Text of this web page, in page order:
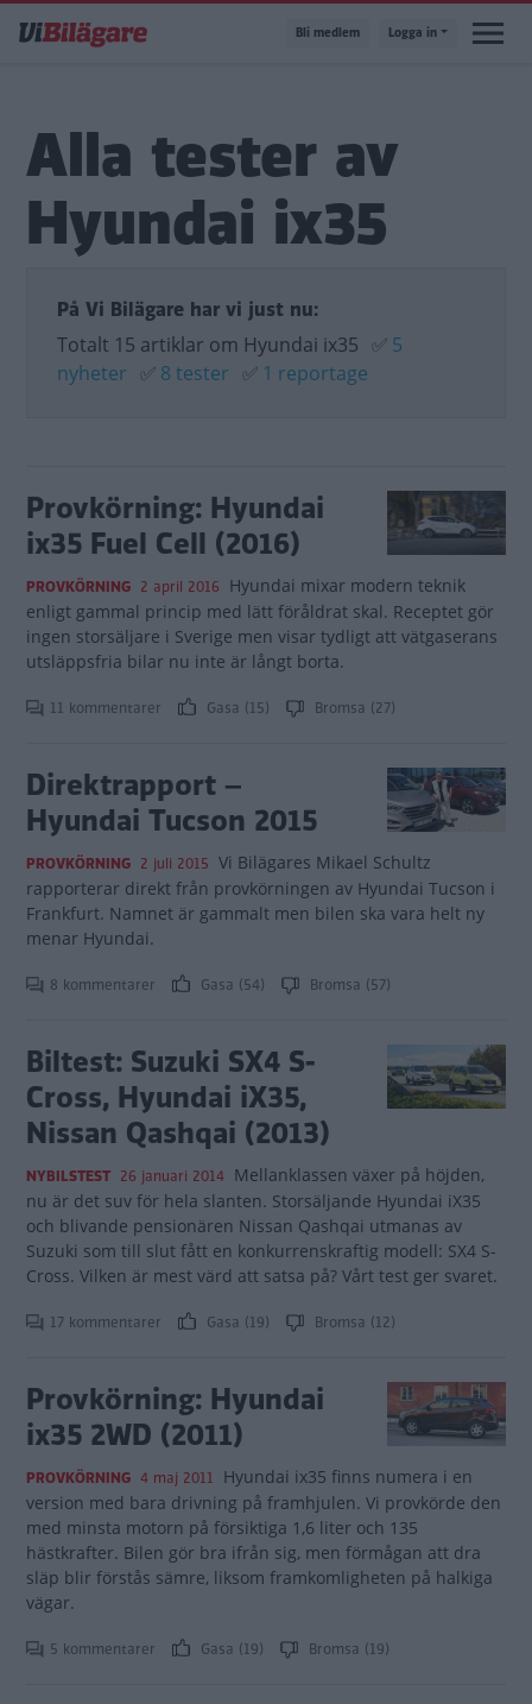
till
Bli medlem Logga in
Alla tester av
Hyundai ix35
På Vi Bilägare har vi just nu:
Totalt 15 artiklar om Hyundai ix35 ✅ 5
nyheter ✅ 8 tester ✅ 1 reportage
Provkörning: Hyundai
ix35 Fuel Cell (2016)
PROVKÖRNING 2 april 2016 Hyundai mixar modern teknik
enligt gammal princip med lätt föråldrat skal. Receptet gör
ingen storsäljare i Sverige men visar tydligt att vätgaserans
utsläppsfria bilar nu inte är långt borta.
11 kommentarer Gasa (15) Bromsa (27)
Direktrapport –
Hyundai Tucson 2015
PROVKÖRNING 2 juli 2015 Vi Bilägares Mikael Schultz
rapporterar direkt från provkörningen av Hyundai Tucson i
Frankfurt. Namnet är gammalt men bilen ska vara helt ny
menar Hyundai.
8 kommentarer Gasa (54) Bromsa (57)
Biltest: Suzuki SX4 S-
Cross, Hyundai iX35,
Nissan Qashqai (2013)
NYBILSTEST 26 januari 2014 Mellanklassen växer på höjden,
nu är det suv för hela slanten. Storsäljande Hyundai iX35
och blivande pensionären Nissan Qashqai utmanas av
Suzuki som till slut fått en konkurrenskraftig modell: SX4 S-
Cross. Vilken är mest värd att satsa på? Vårt test ger svaret.
17 kommentarer Gasa (19) Bromsa (12)
Provkörning: Hyundai
ix35 2WD (2011)
PROVKÖRNING 4 maj 2011 Hyundai ix35 finns numera i en
version med bara drivning på framhjulen. Vi provkörde den
med minsta motorn på försiktiga 1,6 liter och 135
hästkrafter. Bilen gör bra ifrån sig, men förmågan att dra
släp blir förstås sämre, liksom framkomligheten på halkiga
vägar.
5 kommentarer Gasa (19) Bromsa (19)